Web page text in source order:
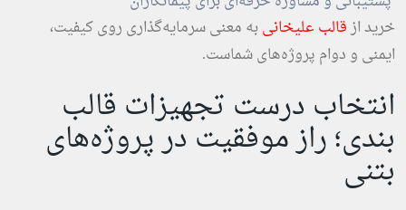
خرید ازقالب علیخانی به معنی سرمایه‌گذاری روی کیفیت،
ایمنی و دوام پروژه‌های شماست.
انتخاب درست تجهیزات قالب
بندی؛ راز موفقیت در پروژه‌های
بتنی